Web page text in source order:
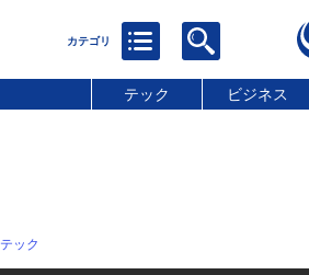
テック ビジネス
テック